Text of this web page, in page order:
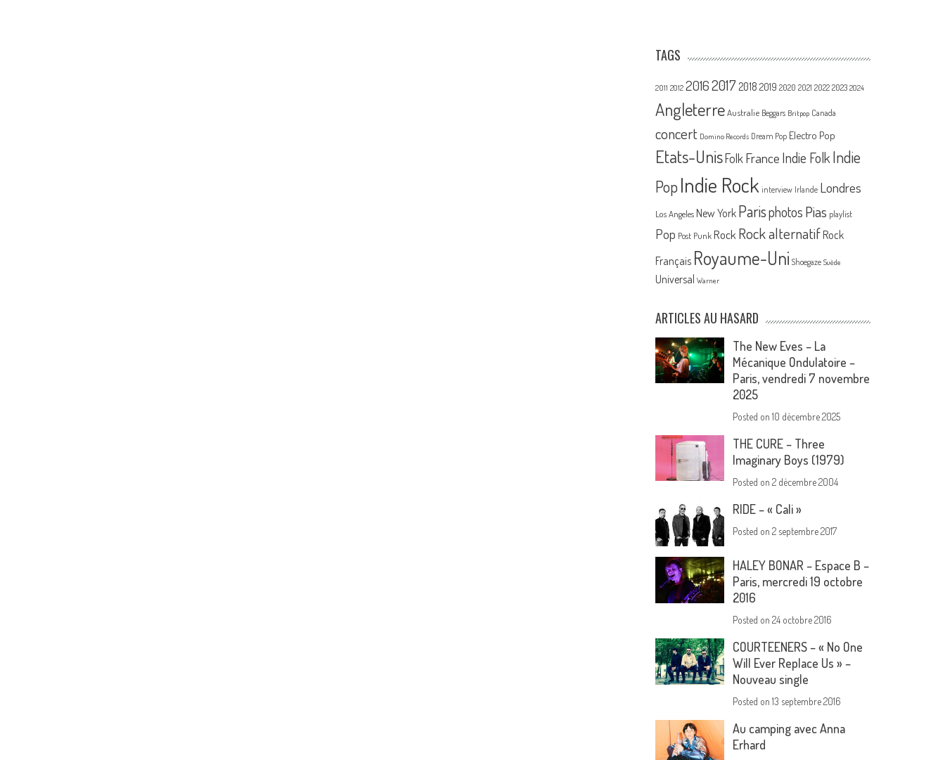
TAGS
2011 2012 20162017 2018 2019 2020 2021 2022 2023 2024
Angleterre Australie Beggars Britpop Canada
concert Domino Records Dream Pop Electro Pop
Etats-UnisFolk France Indie FolkIndie
PopIndie Rock interview Irlande Londres
Los Angeles New York Parisphotos Pias playlist
Pop Post Punk Rock Rock alternatif Rock
Français Royaume-Uni Shoegaze Suède
Universal Warner
ARTICLES AU HASARD
The New Eves – La
Mécanique Ondulatoire –
Paris, vendredi 7 novembre
2025
Posted on10 décembre 2025
THE CURE – Three
Imaginary Boys (1979)
Posted on2 décembre 2004
RIDE – « Cali »
Posted on2 septembre 2017
HALEY BONAR – Espace B –
Paris, mercredi 19 octobre
2016
Posted on24 octobre 2016
COURTEENERS – « No One
Will Ever Replace Us » –
Nouveau single
Posted on13 septembre 2016
Au camping avec Anna
Erhard